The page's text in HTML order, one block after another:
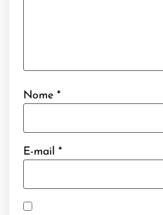
Nome*
E-mail*